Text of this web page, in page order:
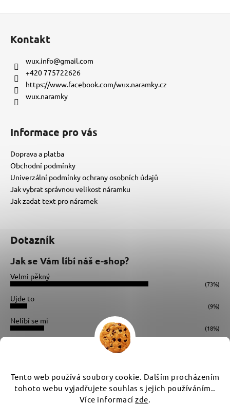
Tento web používá soubory cookie. Dalším procházením
tohoto webu vyjadřujete souhlas s jejich používáním..
Více informacízde.
Kontakt
wux.info@gmail.com
+420 775722626
https://www.facebook.com/wux.naramky.cz
wux.naramky
Informace pro vás
Doprava a platba
Obchodní podmínky
Univerzální podmínky ochrany osobních údajů
Jak vybrat správnou velikost náramku
Jak zadat text pro náramek
Dotazník
Jak se Vám líbí náš e-shop?
Velmi pěkný
(73%)
Ujde to
(9%)
Nelíbí se mi
(18%)
Instagram